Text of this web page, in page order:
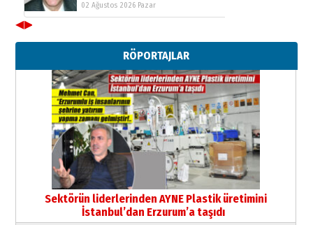
02 Ağustos 2026 Pazar
Erzurumspor’un köşe taşları
29 Haziran 2026 Pazartesi
Kenan GÜLERCİ
Murat Şahsuvaroğlu ERKON’da
çıtayı yukarı taşırken,
yönetimdekiler aşağı
çekmemeli!
17 Şubat 2026 SalıOrhan BOZKURT
Bir fotoğraf, bir şehir, bir
gazeteci… Dizginler kimin
elinde?
◀▶
RÖPORTAJLAR
Sektörün liderlerinden AYNE Plastik üretimini
İstanbul’dan Erzurum’a taşıdı